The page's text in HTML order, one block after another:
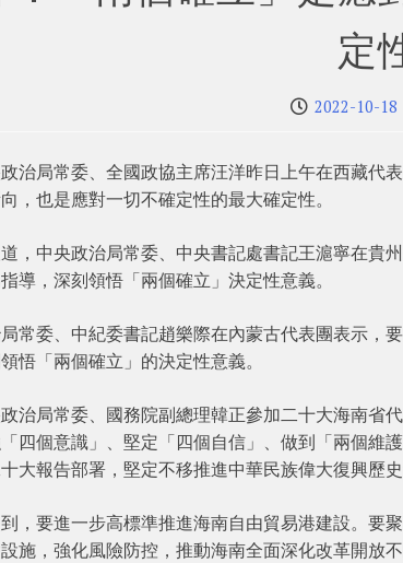
定
2022-10-18
治局常委、全國政協主席汪洋昨日上午在西藏代
，也是應對一切不確定性的最大確定性。
，中央政治局常委、中央書記處書記王滬寧在貴
導，深刻領悟「兩個確立」決定性意義。
常委、中紀委書記趙樂際在內蒙古代表團表示，
悟「兩個確立」的決定性意義。
治局常委、國務院副總理韓正參加二十大海南省
四個意識」、堅定「四個自信」、做到「兩個維
大報告部署，堅定不移推進中華民族偉大復興歷史
，要進一步高標準推進海南自由貿易港建設。要
施，強化風險防控，推動海南全面深化改革開放不